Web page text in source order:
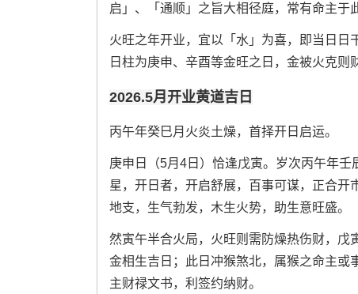
启」、「通顺」之旨大相径庭，常有命主于
火旺之年开业，宜以「水」为喜，即当日
日柱为庚申、辛酉等金旺之日，金被火克则
2026.5月开业黄道吉日
丙午年癸巳月火炎土燥，首择开日启运。
庚申日（5月4日）恰逢戊寅。岁次丙午年
星，开日者，开启舒展，百事可谋，正合
地支，生气勃发，木生火势，助生意旺盛。
然寅午半合火局，火旺则需防燥热伤财，戊
金相生吉日；此日冲猴煞北，属猴之命主或
主财禄文书，利签约纳财。